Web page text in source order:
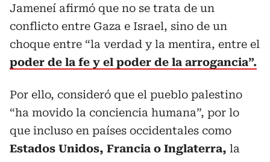
Jameneí afirmó que no se trata de un
conflicto entre Gaza e Israel, sino de un
choque entre “la verdad y la mentira, entre el
poder de la fe y el poder de la arrogancia”.
Por ello, consideró que el pueblo palestino
“ha movido la conciencia humana”, por lo
que incluso en países occidentales como
Estados Unidos, Francia o Inglaterra, la